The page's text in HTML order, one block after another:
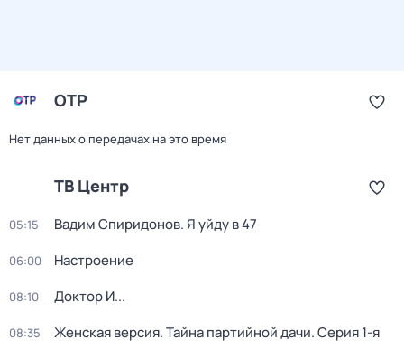
ОТР
Нет данных о передачах на это время
ТВ Центр
05:15 Вадим Спиридонов. Я уйду в 47
06:00 Настроение
08:10 Доктор И...
08:35 Женская версия. Тайна партийной дачи. Серия 1-я